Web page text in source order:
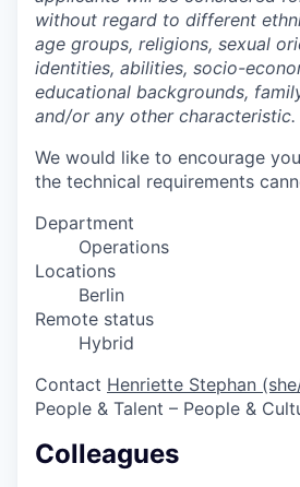
without regard to different
age groups, religions, sexual
identities, abilities, socio-
educational backgrounds,
and/or any other characteristic.
We would like to encourage
the technical requirements
Department
Operations
Locations
Berlin
Remote status
Hybrid
Contact Henriette Stephan
People & Talent – People &
Colleagues